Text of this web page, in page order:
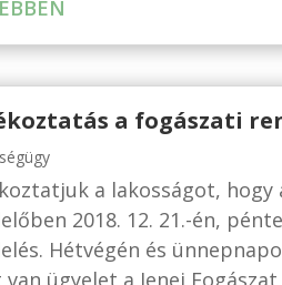
a fogászati
a lakosságot,
2018. 12. 21.-én,
Hétvégén és
ügyelet a Jenei